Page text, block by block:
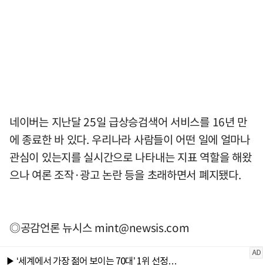
네이버는 지난달 25일 급상승검색어 서비스를 16년 만
에 종료한 바 있다. 우리나라 사람들이 어떤 일에 얼마나
관심이 있는지를 실시간으로 나타내는 지표 역할을 해왔
으나 여론 조작·광고 논란 등을 초래하면서 폐지됐다.
◎공감언론 뉴시스mint@newsis.com